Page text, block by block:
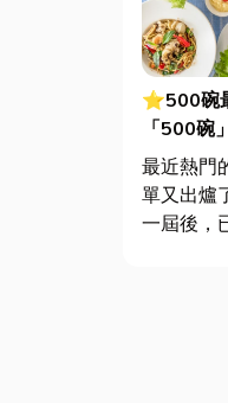
⭐500碗
「500碗
台灣美食
最近熱門
單又出爐
一屆後，